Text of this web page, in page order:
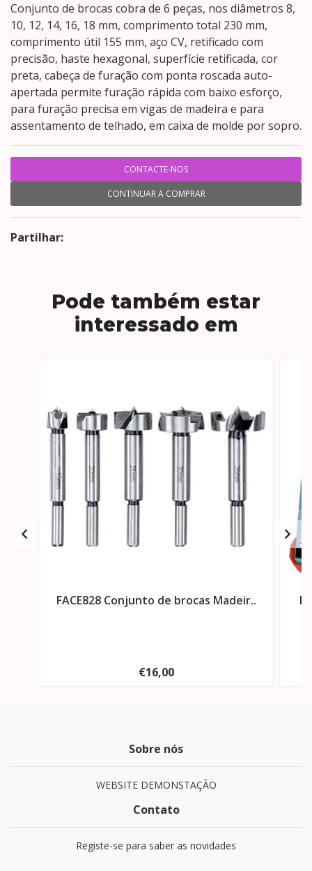
Conjunto de brocas cobra de 6 peças, nos diâmetros 8,
10, 12, 14, 16, 18 mm, comprimento total 230 mm,
comprimento útil 155 mm, aço CV, retificado com
precisão, haste hexagonal, superfície retificada, cor
preta, cabeça de furação com ponta roscada auto-
apertada permite furação rápida com baixo esforço,
para furação precisa em vigas de madeira e para
assentamento de telhado, em caixa de molde por sopro.
CONTACTE-NOS
CONTINUAR A COMPRAR
Partilhar:
Pode também estar
interessado em
FACE828 Conjunto de brocas Madeir..
€16,00
Sobre nós
WEBSITE DEMONSTAÇÃO
Contato
Registe-se para saber as novidades